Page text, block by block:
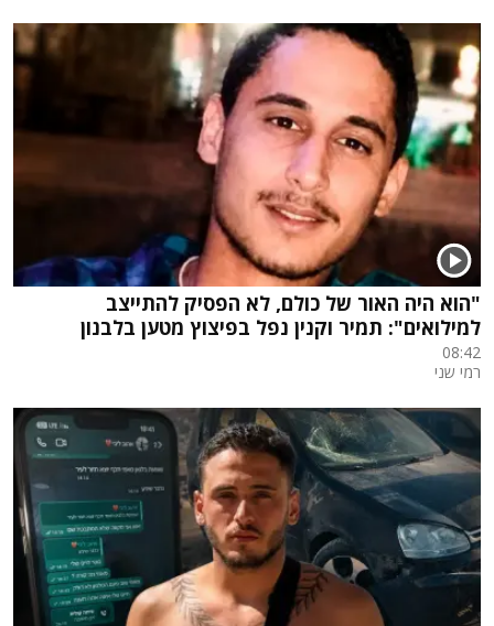
"הוא היה האור של כולם, לא הפסיק להתייצב
למילואים": תמיר וקנין נפל בפיצוץ מטען בלבנון
08:42
רמי שני